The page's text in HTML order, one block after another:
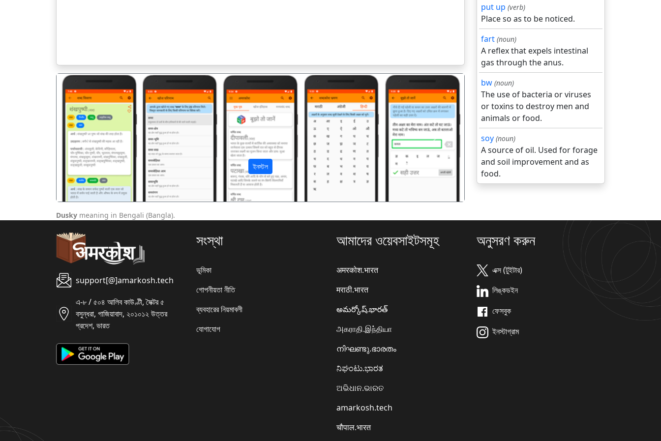
ইনস্টল
पिछला अगला
put up (verb)
Place so as to be noticed.
fart (noun)
A reflex that expels intestinal
gas through the anus.
bw (noun)
The use of bacteria or viruses
or toxins to destroy men and
animals or food.
soy (noun)
A source of oil. Used for forage
and soil improvement and as
food.
Dusky meaning in Bengali (Bangla).
support[@]amarkosh.tech
এ-৮ / ৫০৪ আলিব কাউণ্টী, সৈক্টর ৫
বসুন্ধরা, গাজিয়াবাদ, ২০১০১২ উত্তর
প্রদেশ, ভারত
সংস্থা
ভূমিকা
গোপনীয়তা নীতি
ব্যবহারের নিয়মাবলী
যোগাযোগ
আমাদের ওয়েবসাইটসমূহ
अमरकोश.भारत
मराठी.भारत
అమర్కోష్.భారత్
அகராதி.இந்தியா
നിഘണ്ടു.ഭാരതം
ನಿಘಂಟು.ಭಾರತ
ଅଭିଧାନ.ଭାରତ
amarkosh.tech
चौपाल.भारत
অনুসরণ করুন
এক্স (টুইটার)
লিঙ্কডইন
ফেসবুক
ইনস্টাগ্রাম